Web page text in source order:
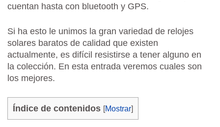
cuentan hasta con bluetooth y GPS.
Si ha esto le unimos la gran variedad de relojes
solares baratos de calidad que existen
actualmente, es difícil resistirse a tener alguno en
la colección. En esta entrada veremos cuales son
los mejores.
Índice de contenidos [Mostrar]